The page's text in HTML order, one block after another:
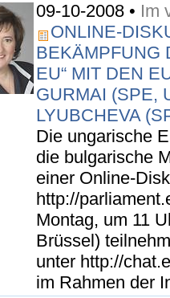
09-10-2008 • Im
ONLINE-
BEKÄMPFUNG
EU“ MIT DEN
GURMAI (SPE,
LYUBCHEVA
Die ungarische
die bulgarische
einer Online-
http://
Montag, um 11
Brüssel)
unter http://
im Rahmen der